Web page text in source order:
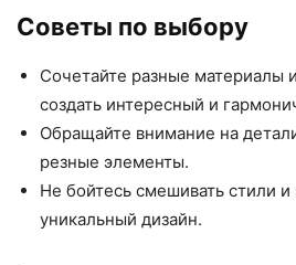
Советы по выбору
Сочетайте разные материалы
создать интересный и
Обращайте внимание на
резные элементы.
Не бойтесь смешивать стили и
уникальный дизайн.